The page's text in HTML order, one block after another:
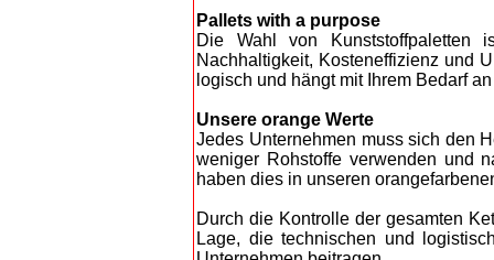
Pallets with a purpose
Die Wahl von Kunststoffpaletten
Nachhaltigkeit, Kosteneffizienz und
logisch und hängt mit Ihrem Bedarf
Unsere orange Werte
Jedes Unternehmen muss sich den
weniger Rohstoffe verwenden und
haben dies in unseren
Durch die Kontrolle der gesamten
Lage, die technischen und